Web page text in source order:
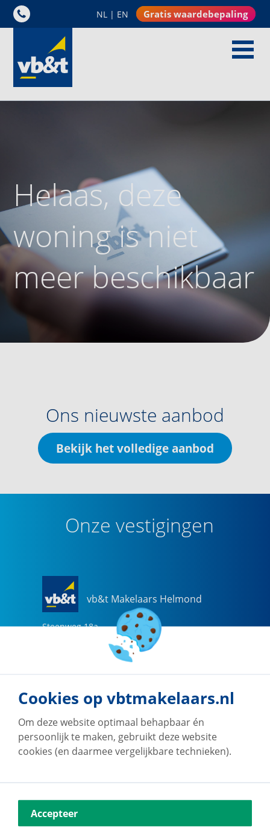
NL | EN Gratis waardebepaling
Helaas, deze
woning is niet
meer beschikbaar
Ons nieuwste aanbod
Bekijk het volledige aanbod
Onze vestigingen
vb&t Makelaars Helmond
Steenweg 18a
helmond@vbtmakelaars.nl
Naar vestiging
Vestdijk 180
5611 CZ Eindhoven
040-2696949
Cookies op vbtmakelaars.nl
Om deze website optimaal behapbaar én
persoonlijk te maken, gebruikt deze website
cookies (en daarmee vergelijkbare technieken).
Accepteer